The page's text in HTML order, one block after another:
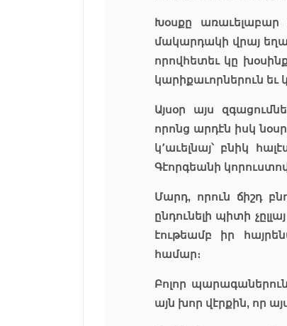
Խօսքը
մակարդակի վրայ
որովհետեւ կը
կարիքաւորներուն եւ
Այսօր այս
որոնց արդէն իսկ
կ՚աւելնայ՝ բնիկ
Գէորգեանի
Մարդ, որուն ճիշդ
ընդունելի պիտի
էութեամբ իր
համար։
Բոլոր
այն խոր վէրքին, որ